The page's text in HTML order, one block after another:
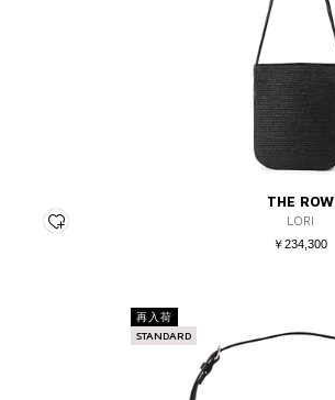
THE ROW
LORI
￥234,300
再入荷
STANDARD